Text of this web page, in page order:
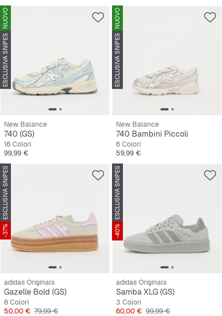
NUOVO
ESCLUSIVA SNIPES
New Balance
740 (GS)
16 Colori
Prezzo
99,99 €
NUOVO
ESCLUSIVA SNIPES
New Balance
740 Bambini Piccoli
6 Colori
Prezzo
59,99 €
ESCLUSIVA SNIPES
-37%
adidas Originals
Gazelle Bold (GS)
8 Colori
Prezzo
50,00 € Prezzo originale
79,99 €
ESCLUSIVA SNIPES
-40%
adidas Originals
Samba XLG (GS)
3 Colori
Prezzo
60,00 € Prezzo originale
99,99 €